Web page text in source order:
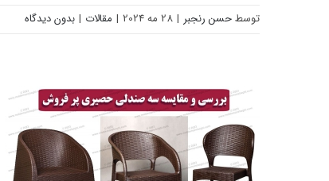
توسطحسن رنجبر | 28 مه 2024 | مقالات | بدون دیدگاه